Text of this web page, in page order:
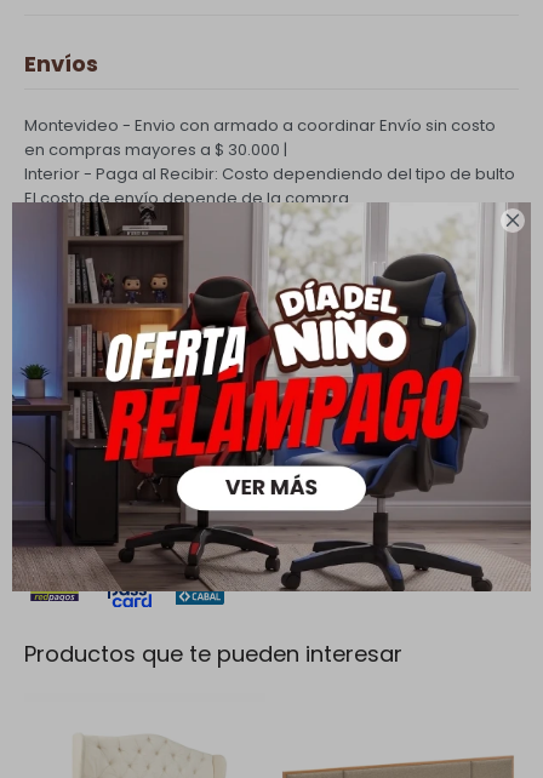

Envíos
Montevideo - Envio con armado a coordinarEnvío sin costo
en compras mayores a $ 30.000 |
Interior - Paga al Recibir: Costo dependiendo del tipo de bulto
El costo de envío depende de la compra.
PQuick Envío Coordinado
Envío sin costo en compras
mayores a $ 30.000 |
Cambios y Devoluciones
Todas las compras realizadas tienen un plazo de 5 días para
su cambio.
Ver mas
Medios de pago
Productos que te pueden interesar